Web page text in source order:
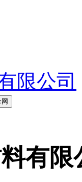
限公司
有限